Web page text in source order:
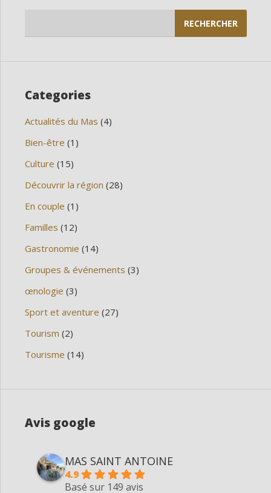
Categories
Actualités du Mas (4)
Bien-être (1)
Culture (15)
Découvrir la région (28)
En couple (1)
Familles (12)
Gastronomie (14)
Groupes & événements (3)
œnologie (3)
Sport et aventure (27)
Tourism (2)
Tourisme (14)
Avis google
MAS SAINT ANTOINE
4.9
Basé sur 149 avis